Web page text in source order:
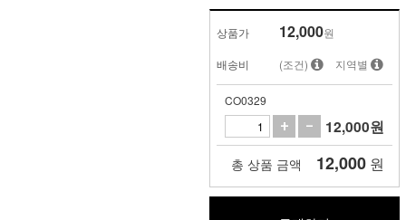
상품가 12,000원
배송비 (조건) 지역별
CO0329
12,000원
총 상품 금액 12,000 원